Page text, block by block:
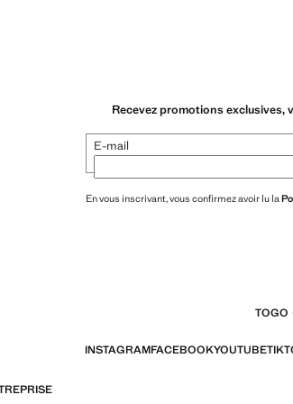
Recevez promotions exclusives,
E-mail
En vous inscrivant, vous confirmez avoir lu la
TOGO
INSTAGRAMFACEBOOKYOUTUBE